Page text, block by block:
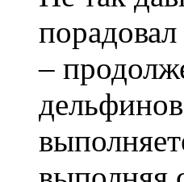
–